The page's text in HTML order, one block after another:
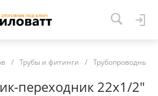
/ Трубы и фитинги / Трубопроводные
переходник 22х1/2"